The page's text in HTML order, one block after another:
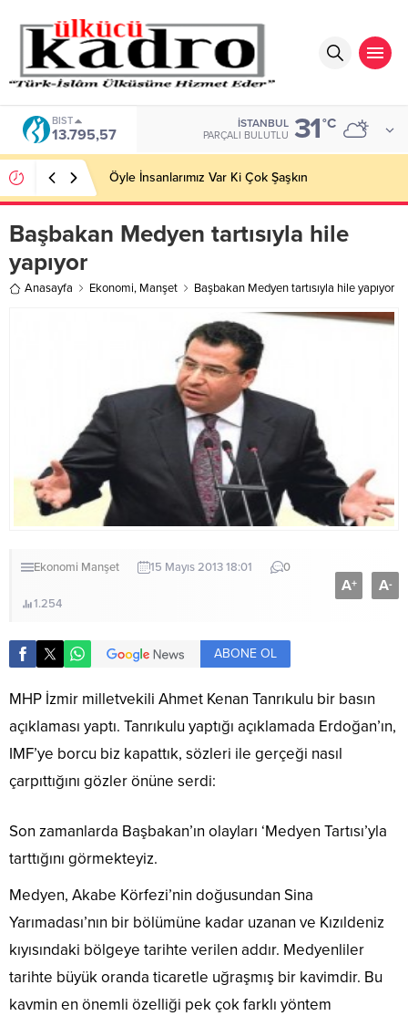
BIST
13.795,57
İSTANBUL
PARÇALI BULUTLU 31°C
Öyle İnsanlarımız Var Ki Çok Şaşkın
Başbakan Medyen tartısıyla hile
yapıyor
Anasayfa Ekonomi, Manşet Başbakan Medyen tartısıyla hile yapıyor
Ekonomi Manşet 15 Mayıs 2013 18:01 0
1.254
A+ A-
ABONE OL
MHP İzmir milletvekili Ahmet Kenan Tanrıkulu bir basın
açıklaması yaptı. Tanrıkulu yaptığı açıklamada Erdoğan’ın,
IMF’ye borcu biz kapattık, sözleri ile gerçeği nasıl
çarpıttığını gözler önüne serdi:
Son zamanlarda Başbakan’ın olayları ‘Medyen Tartısı’yla
tarttığını görmekteyiz.
Medyen, Akabe Körfezi’nin doğusundan Sina
Yarımadası’nın bir bölümüne kadar uzanan ve Kızıldeniz
kıyısındaki bölgeye tarihte verilen addır. Medyenliler
tarihte büyük oranda ticaretle uğraşmış bir kavimdir. Bu
kavmin en önemli özelliği pek çok farklı yöntem